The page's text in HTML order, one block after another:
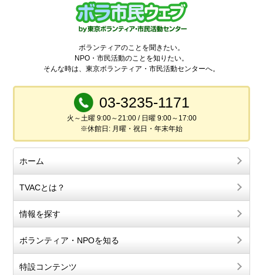
ボランティアのことを聞きたい。
NPO・市民活動のことを知りたい。
そんな時は、東京ボランティア・市民活動センターへ。
03-3235-1171
火～土曜 9:00～21:00 / 日曜 9:00～17:00
※休館日: 月曜・祝日・年末年始
ホーム
TVACとは？
情報を探す
ボランティア・NPOを知る
特設コンテンツ